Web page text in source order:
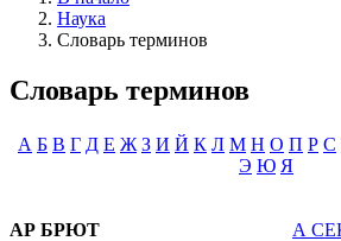
Наука
Словарь терминов
Словарь терминов
А Б В Г Д Е Ж З И Й К Л М Н О П Р С
Э Ю Я
АР БРЮТ
А